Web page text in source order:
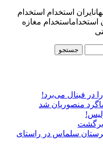
استخدام استخدام
مغازه
در فینال می‌برد!
منصوریان شد
برگشت
سلماس در راستای